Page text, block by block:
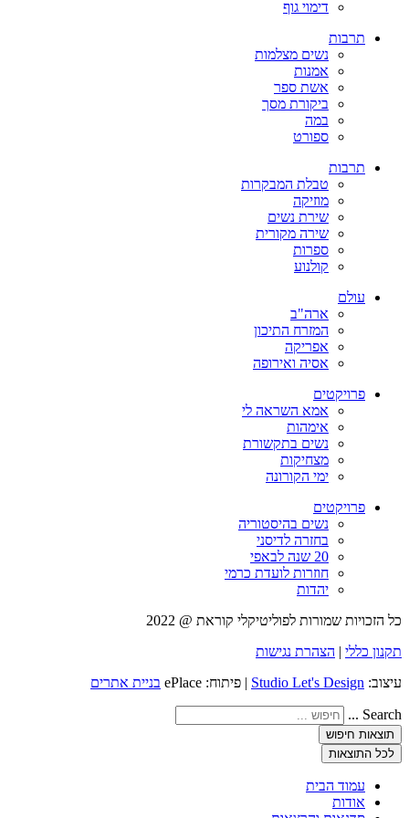
דימוי גוף
תרבות
נשים מצלמות
אמנות
אשת ספר
ביקורת מסך
במה
ספורט
תרבות
טבלת המבקרות
מוזיקה
שירת נשים
שירה מקורית
ספרות
קולנוע
עולם
ארה"ב
המזרח התיכון
אפריקה
אסיה ואירופה
פרויקטים
אמא השראה לי
אימהות
נשים בתקשורת
מצחיקות
ימי הקורונה
פרויקטים
נשים בהיסטוריה
בחזרה לדיסני
20 שנה לבאפי
חוזרות לועדת כרמי
יהדות
כל הזכויות שמורות לפוליטיקלי קוראת @ 2022
תקנון כללי | הצהרת נגישות
עיצוב: Studio Let's Design | פיתוח: ePlace בניית אתרים
Search ...
תוצאות חיפוש
לכל התוצאות
עמוד הבית
אודות